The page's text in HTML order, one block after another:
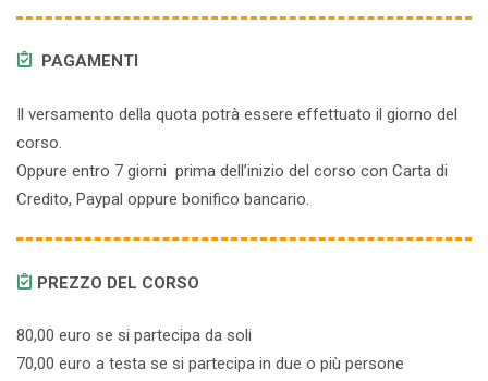
PAGAMENTI
Il versamento della quota potrà essere effettuato il giorno del
corso.
Oppure entro 7 giorni prima dell’inizio del corso con Carta di
Credito, Paypal oppure bonifico bancario.
PREZZO DEL CORSO
80,00 euro se si partecipa da soli
70,00 euro a testa se si partecipa in due o più persone